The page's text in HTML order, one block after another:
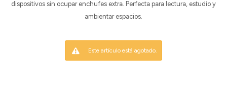
dispositivos sin ocupar enchufes extra. Perfecta para lectura, estudio y
ambientar espacios.
Este artículo está agotado.